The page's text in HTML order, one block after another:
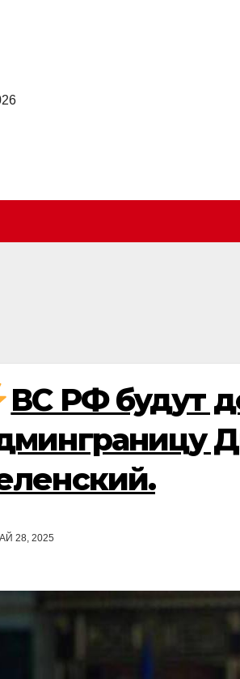
ВС РФ будут
28, 2025